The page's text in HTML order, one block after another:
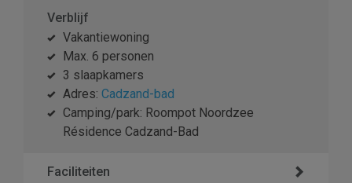
Verblijf
Vakantiewoning
Max. 6 personen
3 slaapkamers
Adres: Cadzand-bad
Camping/park: Roompot Noordzee
Résidence Cadzand-Bad
Faciliteiten